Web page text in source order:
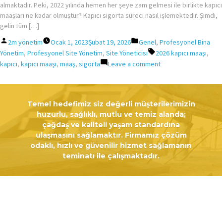
almaktadır. Peki, 2022 yılında hemen her şeye zam gelmesi ile birlikte kapıcı
maaşları ne kadar olmuştur? Kapıcı sigorta süreci nasıl işlemektedir. Şimdi,
gelin tüm […]
Posted
by
2m yönetim Ocak 1, 2023Şubat 19, 2026
Posted
in
Genel, Profesyonel Bina
Yönetim, Profesyonel Site Yönetim, Site Yöneticisi Tags:
2026 kapıcı maaşı,
kapıcı, kapıcı maaşı, maaş, sigorta Leave a commenton
Yılı
Kapıcı
Maaşı
ve
Sigorta
Süreci
Temel hedefimiz siz değerli müşterilerimizin
huzurlu, sağlıklı, mutlu ve temiz alanda;
çağdaş ve kaliteli yaşam standardına
ulaşmasını sağlamaktır. Firmamız çözüm
odaklı, hızlı ve güvenilir hizmet sağlamanın
teminatı ile çalışmaktadır.